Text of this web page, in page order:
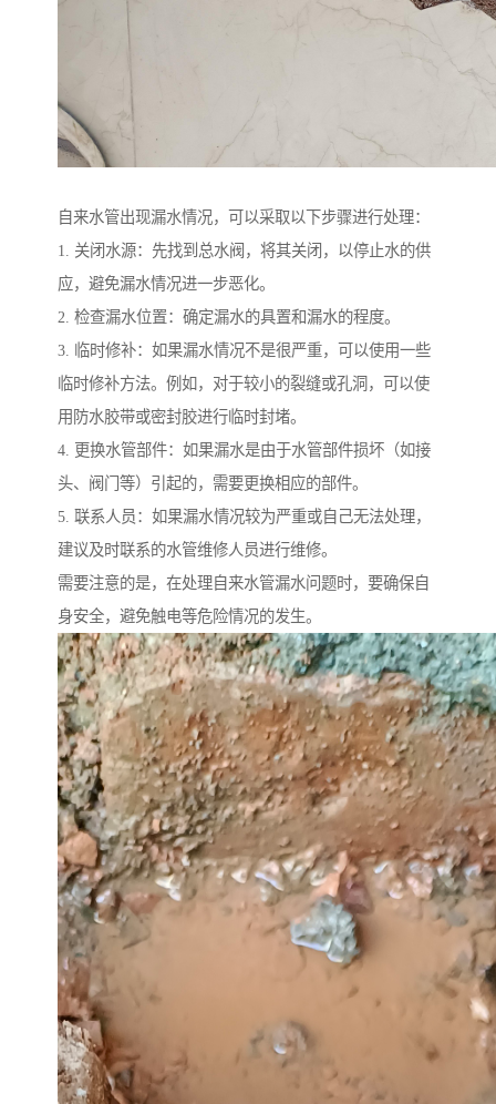
自来水管出现漏水情况，可以采取以下步骤进行处理：
1. 关闭水源：先找到总水阀，将其关闭，以停止水的供
应，避免漏水情况进一步恶化。
2. 检查漏水位置：确定漏水的具置和漏水的程度。
3. 临时修补：如果漏水情况不是很严重，可以使用一些
临时修补方法。例如，对于较小的裂缝或孔洞，可以使
用防水胶带或密封胶进行临时封堵。
4. 更换水管部件：如果漏水是由于水管部件损坏（如接
头、阀门等）引起的，需要更换相应的部件。
5. 联系人员：如果漏水情况较为严重或自己无法处理，
建议及时联系的水管维修人员进行维修。
需要注意的是，在处理自来水管漏水问题时，要确保自
身安全，避免触电等危险情况的发生。